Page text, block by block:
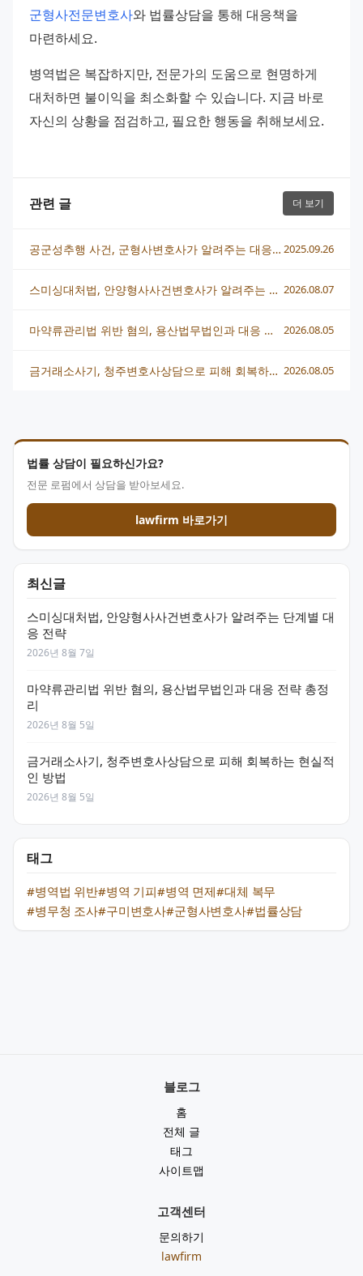
법률 상담이 필요하신가요?
전문 로펌에서 상담을 받아보세요.
lawfirm 바로가기
최신글
스미싱대처법, 안양형사사건변호사가 알려주는 단계별 대
응 전략
2026년 8월 7일
마약류관리법 위반 혐의, 용산법무법인과 대응 전략 총정
리
2026년 8월 5일
금거래소사기, 청주변호사상담으로 피해 회복하는 현실적
인 방법
2026년 8월 5일
태그
#병역법 위반#병역 기피#병역 면제#대체 복무
#병무청 조사#구미변호사#군형사변호사#법률상담
군형사전문변호사와 법률상담을 통해 대응책을
마련하세요.
병역법은 복잡하지만, 전문가의 도움으로 현명하게
대처하면 불이익을 최소화할 수 있습니다. 지금 바로
자신의 상황을 점검하고, 필요한 행동을 취해보세요.
관련 글 더 보기
공군성추행 사건, 군형사변호사가 알려주는 대응 전략과 방어법 2025.09.26
스미싱대처법, 안양형사사건변호사가 알려주는 단계별 대응 전략 2026.08.07
마약류관리법 위반 혐의, 용산법무법인과 대응 전략 총정리 2026.08.05
금거래소사기, 청주변호사상담으로 피해 회복하는 현실적인 방법 2026.08.05
블로그
홈
전체 글
태그
사이트맵
고객센터
문의하기
lawfirm